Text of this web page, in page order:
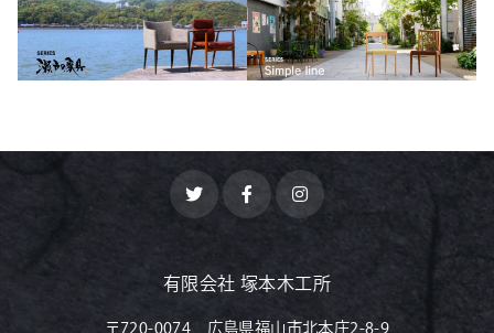
有限会社 塚本木工所
〒720-0074 広島県福山市北本庄2-8-9